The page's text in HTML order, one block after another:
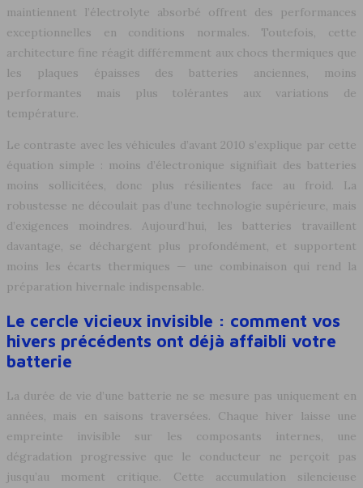
maintiennent l’électrolyte absorbé offrent des performances
exceptionnelles en conditions normales. Toutefois, cette
architecture fine réagit différemment aux chocs thermiques que
les plaques épaisses des batteries anciennes, moins
performantes mais plus tolérantes aux variations de
température.
Le contraste avec les véhicules d’avant 2010 s’explique par cette
équation simple : moins d’électronique signifiait des batteries
moins sollicitées, donc plus résilientes face au froid. La
robustesse ne découlait pas d’une technologie supérieure, mais
d’exigences moindres. Aujourd’hui, les batteries travaillent
davantage, se déchargent plus profondément, et supportent
moins les écarts thermiques — une combinaison qui rend la
préparation hivernale indispensable.
Le cercle vicieux invisible : comment vos
hivers précédents ont déjà affaibli votre
batterie
La durée de vie d’une batterie ne se mesure pas uniquement en
années, mais en saisons traversées. Chaque hiver laisse une
empreinte invisible sur les composants internes, une
dégradation progressive que le conducteur ne perçoit pas
jusqu’au moment critique. Cette accumulation silencieuse